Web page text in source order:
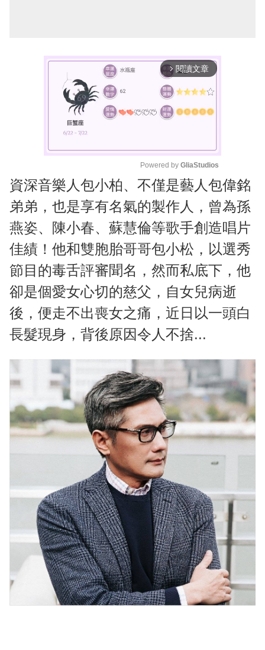
arrow_forward_ios 閱讀文章
M
t
e
Powered by GliaStudios
資深音樂人包小柏、不僅是藝人包偉銘
弟弟，也是享有名氣的製作人，曾為孫
燕姿、陳小春、蘇慧倫等歌手創造唱片
佳績！他和雙胞胎哥哥包小松，以選秀
節目的毒舌評審聞名，然而私底下，他
卻是個愛女心切的慈父，自女兒病逝
後，便走不出喪女之痛，近日以一頭白
長髮現身，背後原因令人不捨...